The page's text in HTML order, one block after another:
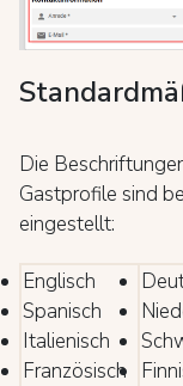
Die
Gastprofile sind
eingestellt:
Englisch
Spanisch
Italienisch
Französisch